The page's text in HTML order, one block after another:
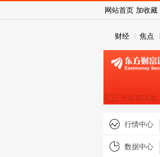
财经 焦点
行情中心
数据中心
网站首页 加收藏